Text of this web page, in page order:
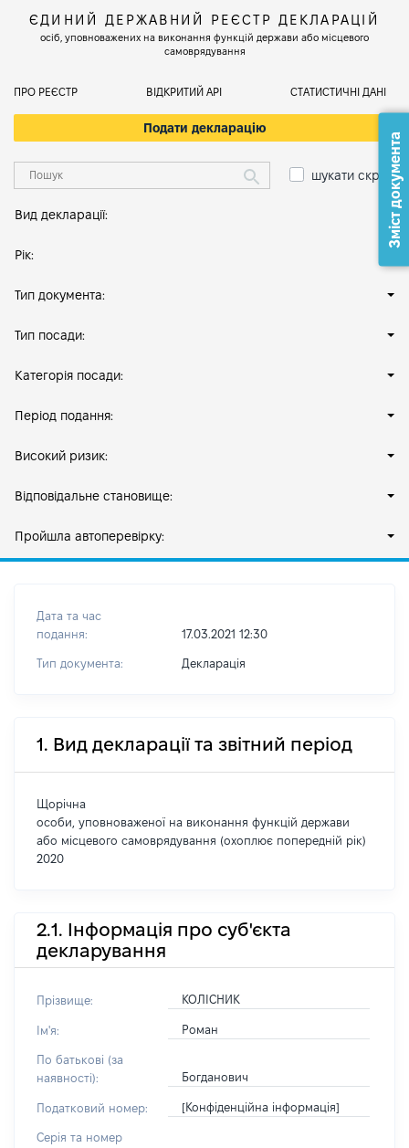
ЄДИНИЙ ДЕРЖАВНИЙ РЕЄСТР ДЕКЛАРАЦІЙ
осіб, уповноважених на виконання функцій держави або місцевого
самоврядування
ПРО РЕЄСТР ВІДКРИТИЙ АРІ СТАТИСТИЧНІ ДАНІ
Подати декларацію
шукати скрізь
Вид декларації:
Рік:
Тип документа:
Тип посади:
Категорія посади:
Період подання:
Високий ризик:
Відповідальне становище:
Пройшла автоперевірку:
Дата та час
подання:
17.03.2021 12:30
Тип документа: Декларація
1. Вид декларації та звітний період
Щорічна
особи, уповноваженої на виконання функцій держави
або місцевого самоврядування (охоплює попередній рік)
2020
2.1. Інформація про суб'єкта
декларування
Прізвище: КОЛІСНИК
Ім'я: Роман
По батькові (за
наявності):
Богданович
Податковий номер: [Конфіденційна інформація]
Серія та номер
Зміст документа